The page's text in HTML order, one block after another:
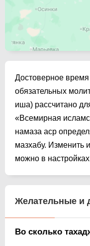
Достоверное
обязательных
иша) рассчитано
«Всемирная
намаза аср
мазхабу. Изменить
можно в
Желательные и
Во сколько